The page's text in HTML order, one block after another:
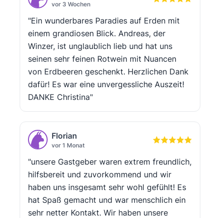
vor 3 Wochen
"Ein wunderbares Paradies auf Erden mit
einem grandiosen Blick. Andreas, der
Winzer, ist unglaublich lieb und hat uns
seinen sehr feinen Rotwein mit Nuancen
von Erdbeeren geschenkt. Herzlichen Dank
dafür! Es war eine unvergessliche Auszeit!
DANKE Christina"
Florian
vor 1 Monat
"unsere Gastgeber waren extrem freundlich,
hilfsbereit und zuvorkommend und wir
haben uns insgesamt sehr wohl gefühlt! Es
hat Spaß gemacht und war menschlich ein
sehr netter Kontakt. Wir haben unsere